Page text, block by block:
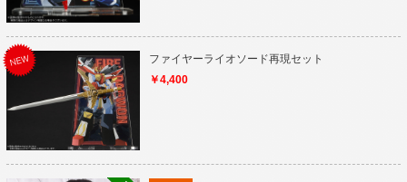
ファイヤーライオソード再現セット
￥4,400